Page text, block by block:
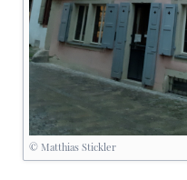
© Matthias Stickler